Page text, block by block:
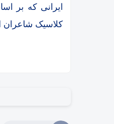
ایرانی که بر
کلاسیک شاعران